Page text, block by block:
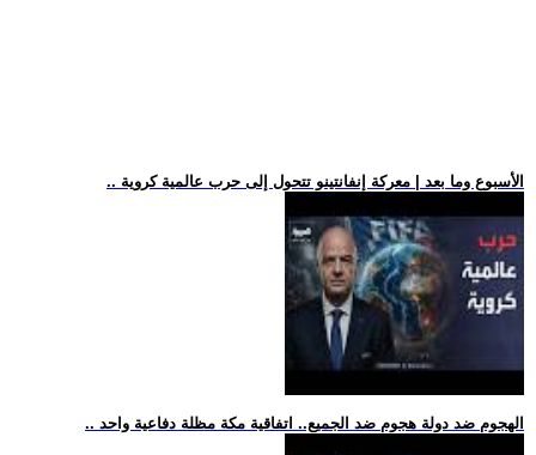
.. الأسبوع وما بعد | معركة إنفانتينو تتحول إلى حرب عالمية كروية
.. الهجوم ضد دولة هجوم ضد الجميع.. اتفاقية مكة مظلة دفاعية واحد